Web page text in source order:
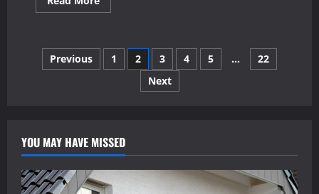
more
dizabilități
integrați
prin
curriculum
Paginație
Previous 1 2 3 4 5 …
22
Next
YOU MAY HAVE MISSED